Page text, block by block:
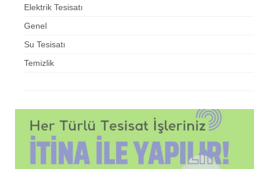
Elektrik Tesisatı
Genel
Su Tesisatı
Temizlik